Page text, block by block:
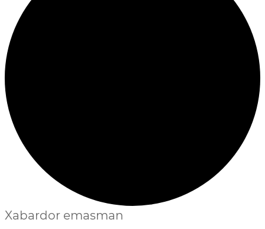
Xabardor emasman